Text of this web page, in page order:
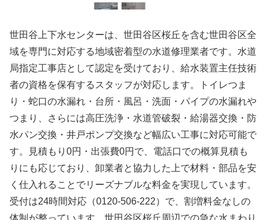
世田谷上下水センターは、世田谷区桜丘を含む世田谷区全
域を専門に対応する地域密着型の水道修理業者です。水道
局指定工事店として認定を受けており、給水装置主任技術
者の資格を保有するスタッフが対応します。トイレつま
り・蛇口の水漏れ・台所・風呂・洗面・パイプの水漏れや
つまり、さらには高圧洗浄・水道管破裂・給湯器交換・防
水パン交換・井戸ポンプ交換など幅広い工事に対応可能で
す。見積もり0円・出張費0円で、電話口での概算見積も
りにも応じており、卸業者と協力した上で材料・部品を安
く仕入れることでリーズナブルな料金を実現しています。
受付は24時間対応（0120-506-222）で、割増料金なしの
体制が整っています。世田谷区桜丘周辺での急な水まわり